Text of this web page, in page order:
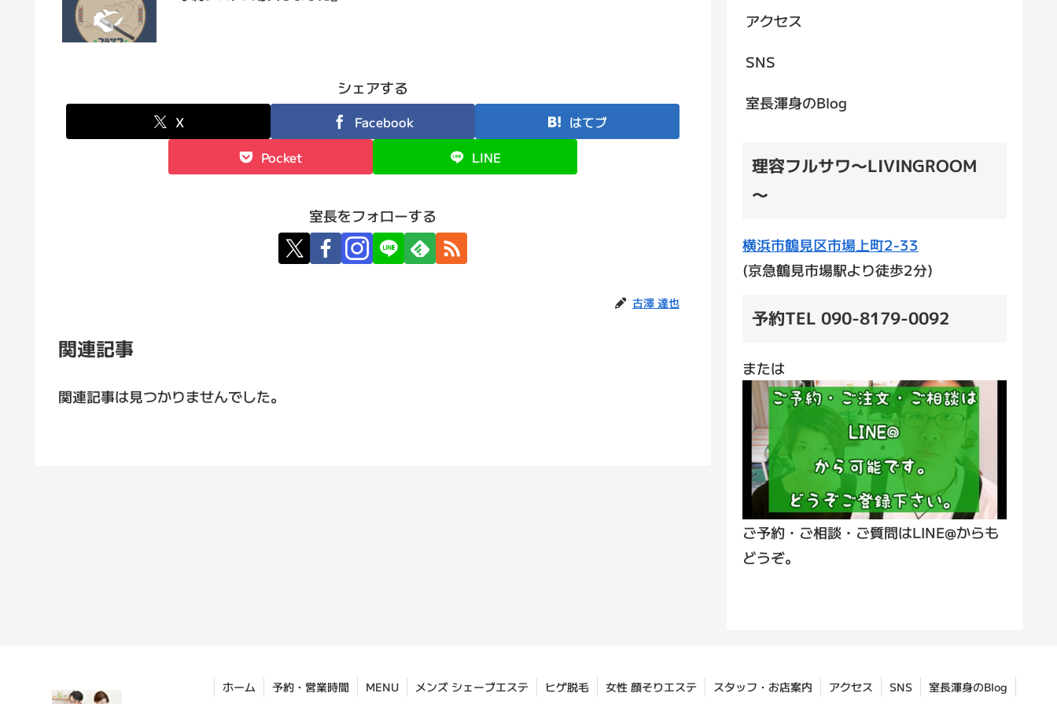
シェアする
X Facebook
はてブ
Pocket
LINE
室長をフォローする
古澤 達也
関連記事
関連記事は見つかりませんでした。
アクセス
SNS
室長渾身のBlog
理容フルサワ～LIVINGROOM
～
横浜市鶴見区市場上町2-33
(京急鶴見市場駅より徒歩2分)
予約TEL 090-8179-0092
または
ご予約・ご相談・ご質問はLINE@からも
どうぞ。
ホーム 予約・営業時間 MENU メンズ シェーブエステ ヒゲ脱毛 女性 顔そりエステ スタッフ・お店案内 アクセス SNS 室長渾身のBlog